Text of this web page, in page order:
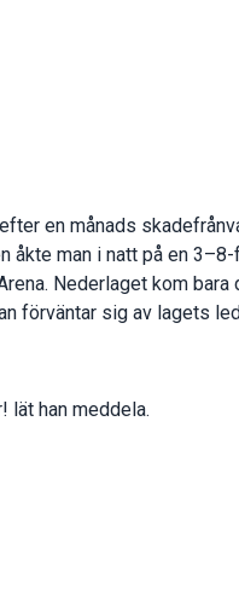
en månads
åkte man i natt på en
Nederlaget kom bara
förväntar sig av lagets
lät han meddela.